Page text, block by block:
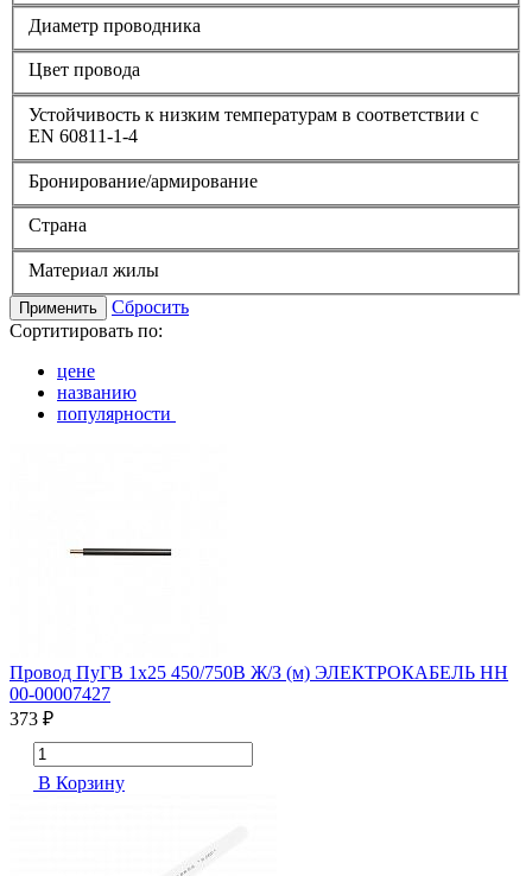
Диаметр проводника
Цвет провода
Устойчивость к низким температурам в соответствии с
EN 60811-1-4
Бронирование/армирование
Страна
Материал жилы
Применить
Сбросить
Сортитировать по:
цене
названию
популярности
Провод ПуГВ 1х25 450/750В Ж/З (м) ЭЛЕКТРОКАБЕЛЬ НН
00-00007427
373 ₽
В Корзину